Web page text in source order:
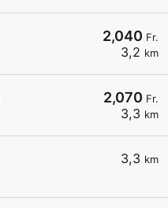
2,040 Fr.
3,2 km
2,070 Fr.
3,3 km
3,3 km